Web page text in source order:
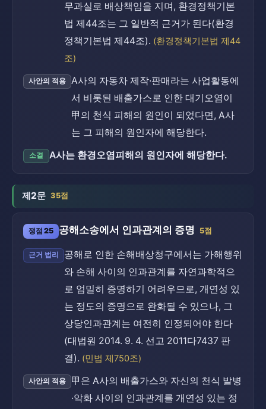
무과실로 배상책임을 지며, 환경정책기본
법 제44조는 그 일반적 근거가 된다(환경
정책기본법 제44조). (환경정책기본법 제44
조)
사안의 적용
A사의 자동차 제작·판매라는 사업활동에
서 비롯된 배출가스로 인한 대기오염이
甲의 천식 피해의 원인이 되었다면, A사
는 그 피해의 원인자에 해당한다.
소결 A사는 환경오염피해의 원인자에 해당한다.
제2문 35점
쟁점 25 공해소송에서 인과관계의 증명 5점
근거 법리
공해로 인한 손해배상청구에서는 가해행위
와 손해 사이의 인과관계를 자연과학적으
로 엄밀히 증명하기 어려우므로, 개연성 있
는 정도의 증명으로 완화될 수 있으나, 그
상당인과관계는 여전히 인정되어야 한다
(대법원 2014. 9. 4. 선고 2011다7437 판
결). (민법 제750조)
사안의 적용
甲은 A사의 배출가스와 자신의 천식 발병
·악화 사이의 인과관계를 개연성 있는 정